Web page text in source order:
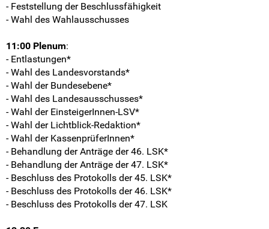
- Feststellung der Beschlussfähigkeit
- Wahl des Wahlausschusses
11:00 Plenum:
- Entlastungen*
- Wahl des Landesvorstands*
- Wahl der Bundesebene*
- Wahl des Landesausschusses*
- Wahl der EinsteigerInnen-LSV*
- Wahl der Lichtblick-Redaktion*
- Wahl der KassenprüferInnen*
- Behandlung der Anträge der 46. LSK*
- Behandlung der Anträge der 47. LSK*
- Beschluss des Protokolls der 45. LSK*
- Beschluss des Protokolls der 46. LSK*
- Beschluss des Protokolls der 47. LSK